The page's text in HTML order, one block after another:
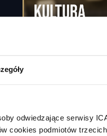
odwiedzające serwisy
cookies podmiotów